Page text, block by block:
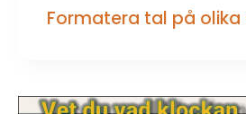
Formatera tal på olika